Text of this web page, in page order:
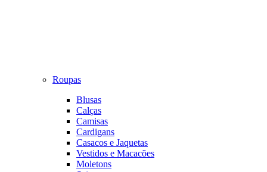
Roupas
Blusas
Calças
Camisas
Cardigans
Casacos e Jaquetas
Vestidos e Macacões
Moletons